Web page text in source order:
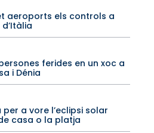
aeroports els controls a
ferides en un xoc a
i Dénia
a vore l’eclipsi solar
casa o la platja